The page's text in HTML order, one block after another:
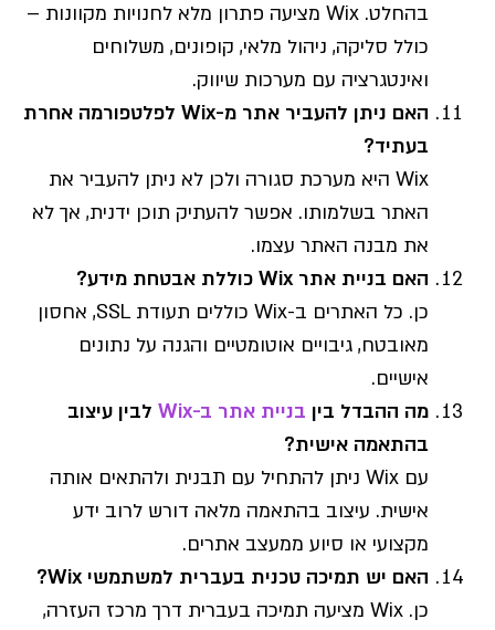
בהחלט. Wix מציעה פתרון מלא לחנויות מקוונות –
כולל סליקה, ניהול מלאי, קופונים, משלוחים
ואינטגרציה עם מערכות שיווק.
האם ניתן להעביר אתר מ-Wix לפלטפורמה אחרת
בעתיד?
Wix היא מערכת סגורה ולכן לא ניתן להעביר את
האתר בשלמותו. אפשר להעתיק תוכן ידנית, אך לא
את מבנה האתר עצמו.
האם בניית אתר Wix כוללת אבטחת מידע?
כן. כל האתרים ב-Wix כוללים תעודת SSL, אחסון
מאובטח, גיבויים אוטומטיים והגנה על נתונים
אישיים.
מה ההבדל בין בניית אתר ב-Wix
לבין עיצוב
בהתאמה אישית?
עם Wix ניתן להתחיל עם תבנית ולהתאים אותה
אישית. עיצוב בהתאמה מלאה דורש לרוב ידע
מקצועי או סיוע ממעצב אתרים.
האם יש תמיכה טכנית בעברית למשתמשי Wix?
כן. Wix מציעה תמיכה בעברית דרך מרכז העזרה,